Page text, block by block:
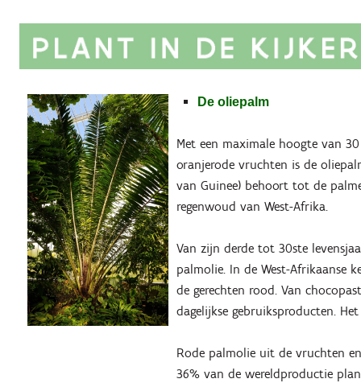
De oliepalm
Met een maximale hoogte van
oranjerode vruchten is de
van Guinee) behoort tot de
regenwoud van West-Afrika.
Van zijn derde tot 30ste
palmolie. In de West-Afrikaanse
de gerechten rood. Van
dagelijkse gebruiksproducten.
Rode palmolie uit de vruchten
36% van de wereldproductie